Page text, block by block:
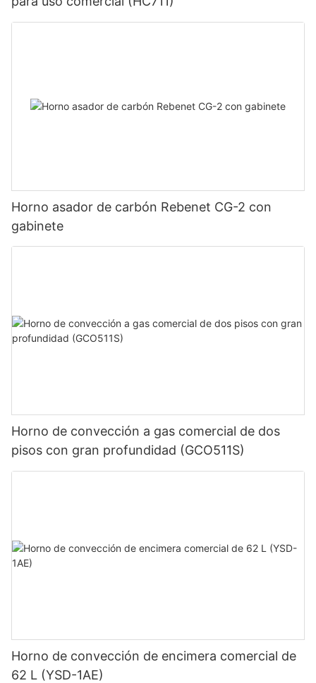
Horno para pizzas CP-140IR
Horno asador de carbón Rebenet CG-2 con
gabinete
Horno de convección a gas comercial de dos
pisos con gran profundidad (GCO511S)
Horno de convección de encimera comercial de
62 L (YSD-1AE)